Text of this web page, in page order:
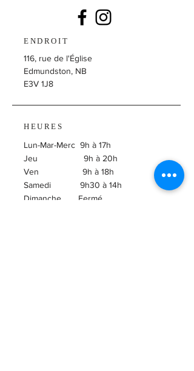
ENDROIT
116, rue de l'Église
Edmundston, NB
E3V 1J8
HEURES
Lun-Mar-Merc 9h à 17h
Jeu 9h à 20h
Ven 9h à 18h
Samedi 9h30 à 14h
​Dimanche Fermé